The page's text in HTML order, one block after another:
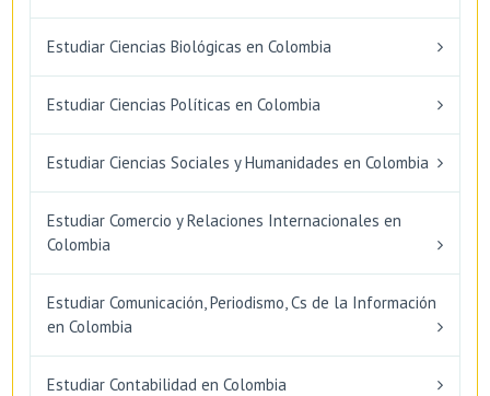
Estudiar Ciencias Biológicas en Colombia
Estudiar Ciencias Políticas en Colombia
Estudiar Ciencias Sociales y Humanidades en Colombia
Estudiar Comercio y Relaciones Internacionales en
Colombia
Estudiar Comunicación, Periodismo, Cs de la Información
en Colombia
Estudiar Contabilidad en Colombia